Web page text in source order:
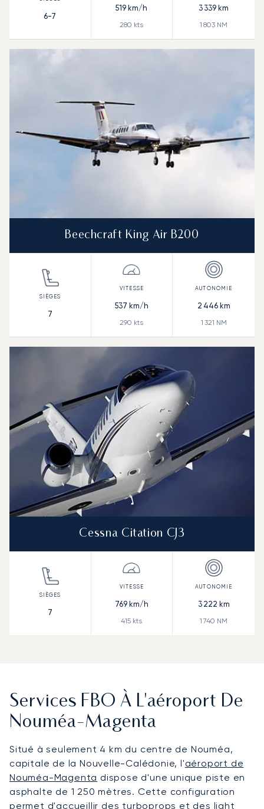
6-7
519 km/h
280 kts
3 339 km
1 803 NM
Beechcraft King Air B200
7
537 km/h
290 kts
2 446km
1 321 NM
Cessna Citation CJ3
7
769km/h
415 kts
3 222 km
1 740 NM
Services FBO À L'aéroport De
Nouméa-Magenta
Situé à seulement 4 km du centre de Nouméa,
capitale de la Nouvelle-Calédonie, l'aéroport de
Nouméa-Magenta dispose d'une unique piste en
asphalte de 1 250 mètres. Cette configuration
permet d'accueillir des turboprops et des light